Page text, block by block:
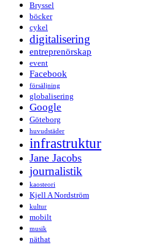
Bryssel
böcker
cykel
digitalisering
entreprenörskap
event
Facebook
försäljning
globalisering
Google
Göteborg
huvudstäder
infrastruktur
Jane Jacobs
journalistik
kaosteori
Kjell A Nordström
kultur
mobilt
musik
näthat